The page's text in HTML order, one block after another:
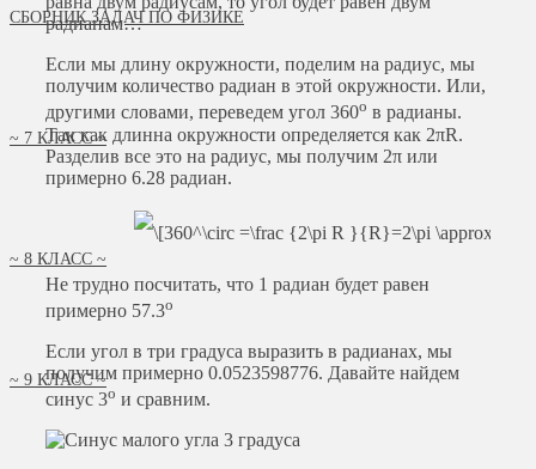
СБОРНИК ЗАДАЧ ПО ФИЗИКЕ
~ 7 КЛАСС ~
~ 8 КЛАСС ~
~ 9 КЛАСС ~
радианам…
Если мы длину окружности, поделим на радиус, мы
получим количество радиан в этой окружности. Или,
другими словами, переведем угол 360o в радианы.
Так как длинна окружности определяется как 2πR.
Разделив все это на радиус, мы получим 2π или
примерно 6.28 радиан.
Не трудно посчитать, что 1 радиан будет равен
примерно 57.3o
Если угол в три градуса выразить в радианах, мы
получим примерно 0.0523598776. Давайте найдем
синус 3o и сравним.